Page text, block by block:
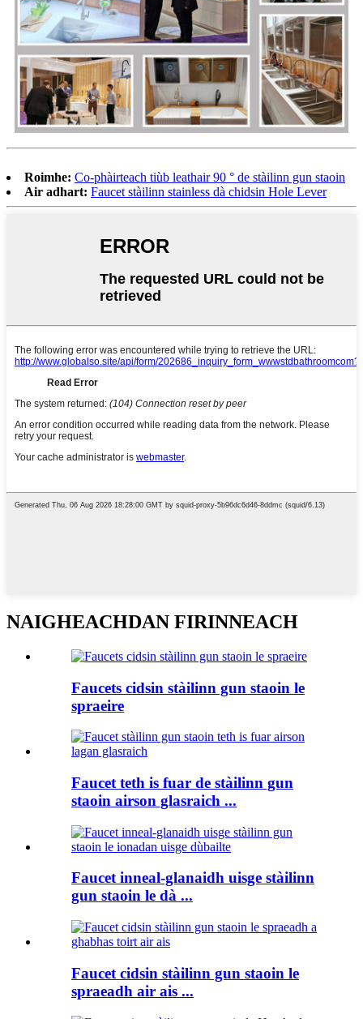
Roimhe: Co-phàirteach tiùb leathair 90 ° de stàilinn gun staoin
Air adhart: Faucet stàilinn stainless dà chidsin Hole Lever
NAIGHEACHDAN FIRINNEACH
Faucets cidsin stàilinn gun staoin le
spraeire
Faucet teth is fuar de stàilinn gun
staoin airson glasraich ...
Faucet inneal-glanaidh uisge stàilinn
gun staoin le dà ...
Faucet cidsin stàilinn gun staoin le
spraeadh air ais ...